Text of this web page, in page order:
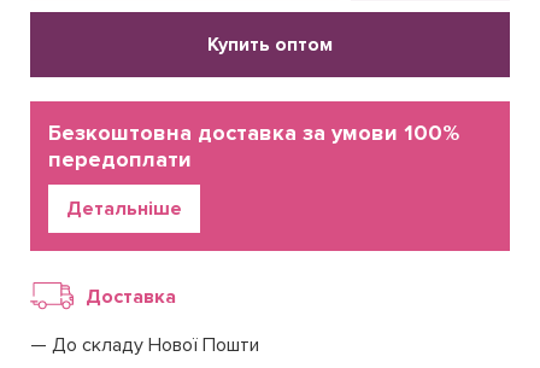
Купить оптом
Детальніше
Безкоштовна доставка за умови 100%
передоплати
Доставка
До складу Нової Пошти